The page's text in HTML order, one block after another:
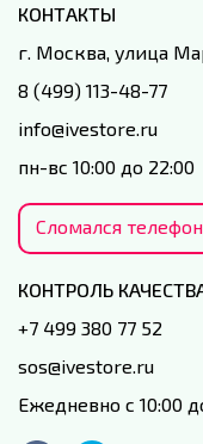
КОНТАКТЫ
г. Москва, улица
8 (499) 113-48-77
info@ivestore.ru
пн-вс 10:00 до 22:00
Сломался телефон
КОНТРОЛЬ
+7 499 380 77 52
sos@ivestore.ru
Ежедневно с 10:00